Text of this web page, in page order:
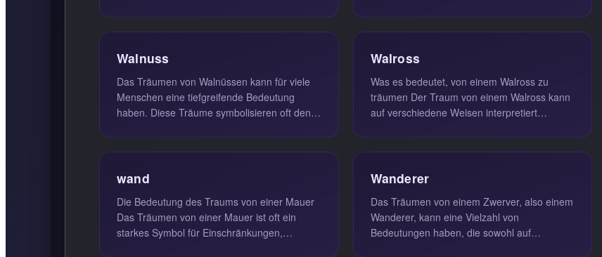
Walnuss
Das Träumen von Walnüssen kann für viele
Menschen eine tiefgreifende Bedeutung
haben. Diese Träume symbolisieren oft den
Walross
Was es bedeutet, von einem Walross zu
träumen Der Traum von einem Walross kann
auf verschiedene Weisen interpretiert
wand
Die Bedeutung des Traums von einer Mauer
Das Träumen von einer Mauer ist oft ein
starkes Symbol für Einschränkungen,
Wanderer
Das Träumen von einem Zwerver, also einem
Wanderer, kann eine Vielzahl von
Bedeutungen haben, die sowohl auf